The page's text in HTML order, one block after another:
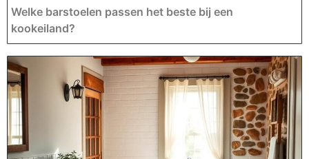
Welke barstoelen passen het beste bij een
kookeiland?